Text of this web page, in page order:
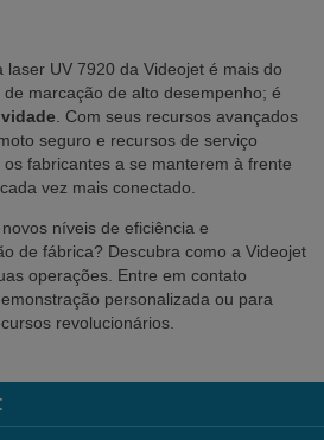
UV 7920 da Videojet é mais do
marcação de alto desempenho; é
. Com seus recursos avançados
seguro e recursos de serviço
fabricantes a se manterem à frente
vez mais conectado.
níveis de eficiência e
de fábrica? Descubra como a Videojet
operações. Entre em contato
personalizada ou para
revolucionários.